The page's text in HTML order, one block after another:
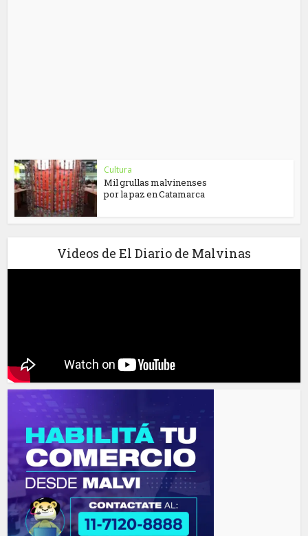
Cultura
Mil grullas malvinenses
por la paz en Catamarca
Videos de El Diario de Malvinas